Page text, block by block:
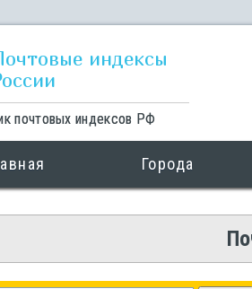
индексы
почтовых индексов РФ
Города